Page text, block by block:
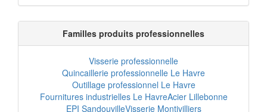
Familles produits professionnelles
Visserie professionnelle
Quincaillerie professionnelle Le Havre
Outillage professionnel Le Havre
Fournitures industrielles Le HavreAcier Lillebonne
EPI SandouvilleVisserie Montivilliers